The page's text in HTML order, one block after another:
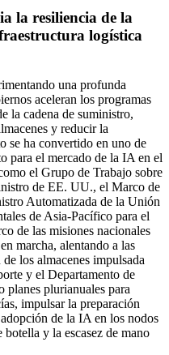
la resiliencia de la
logística
una profunda
aceleran los programas
la cadena de suministro,
y reducir la
se ha convertido en uno de
para el mercado de la IA en el
el Grupo de Trabajo sobre
de EE. UU., el Marco de
Automatizada de la Unión
de Asia-Pacífico para el
de las misiones nacionales
marcha, alentando a las
los almacenes impulsada
y el Departamento de
plurianuales para
impulsar la preparación
de la IA en los nodos
y la escasez de mano